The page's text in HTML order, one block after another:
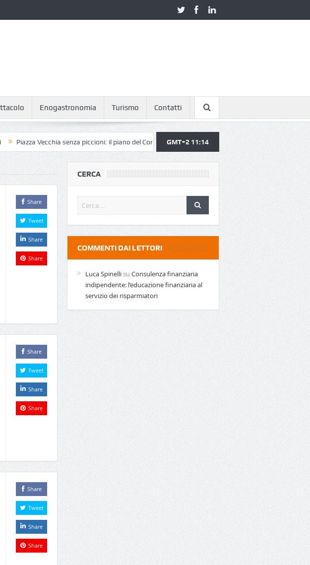
Enogastronomia Turismo Contatti
senza piccioni: il piano del Comune funziona Non solo caro carburante, ma anche
GMT+2 11:14
Share
Tweet
Share
Share
Share
Tweet
Share
Share
Share
Tweet
Share
Share
CERCA
COMMENTI DAI LETTORI
Luca Spinellisu Consulenza finanziaria
indipendente: l’educazione finanziaria al
servizio dei risparmiatori